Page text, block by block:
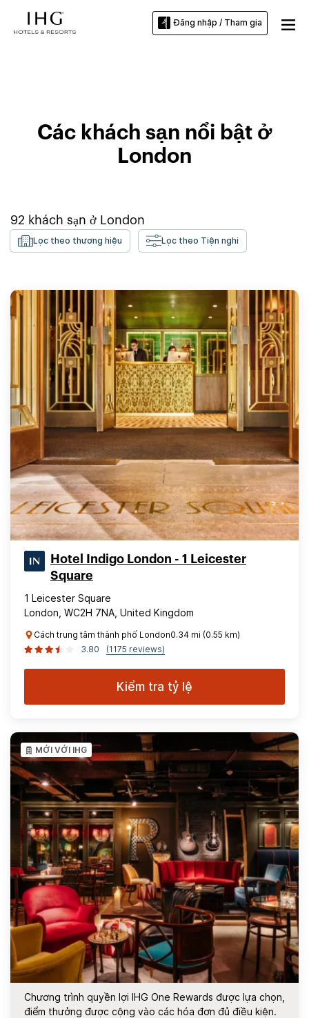
Đăng nhập / Tham gia
Các khách sạn nổi bật ở
London
92 khách sạn ở London
Lọc theo thương hiệu Lọc theo Tiện nghi
Hotel Indigo London - 1 Leicester
Square
1 Leicester Square
London, WC2H 7NA, United Kingdom
Cách trung tâm thành phố London0.34 mi (0.55 km)
3.80
(1175 reviews)
Kiểm tra tỷ lệ
MỚI VỚI IHG
Chương trình quyền lợi IHG One Rewards được lựa chọn,
điểm thưởng được cộng vào các hóa đơn đủ điều kiện.